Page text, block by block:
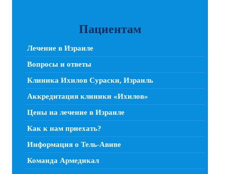
Пациентам
Лечение в Израиле
Вопросы и ответы
Клиника Ихилов Сураски, Израиль
Аккредитация клиники «Ихилов»
Цены на лечение в Израиле
Как к нам приехать?
Информация о Тель-Авиве
Команда Армедикал